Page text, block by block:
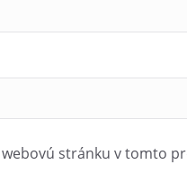
stránku v tomto